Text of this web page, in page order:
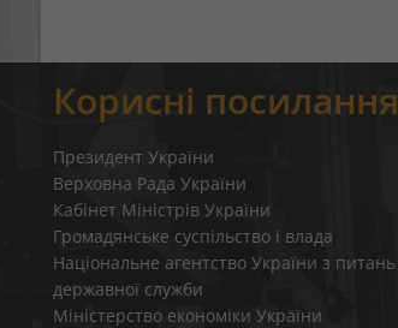
Корисні посилання
Президент України
Верховна Рада України
Кабінет Міністрів України
Громадянське суспільство і влада
Національне агентство України з питань
державної служби
Міністерство економіки України